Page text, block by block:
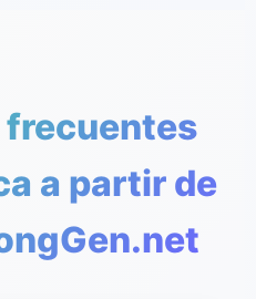
a partir de